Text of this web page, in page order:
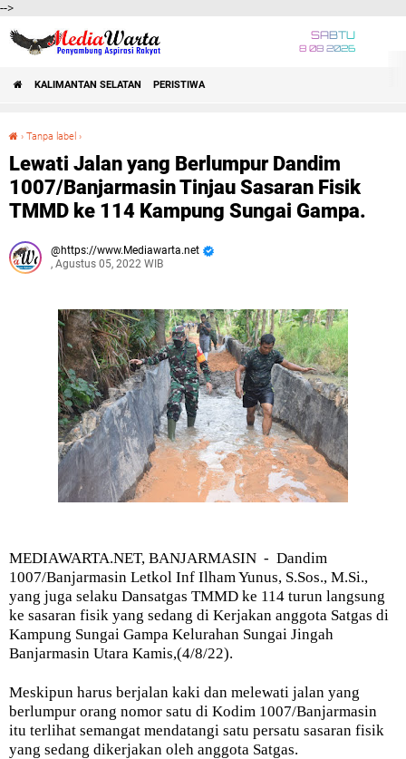
-->
SABTU
8 08 2026
KALIMANTAN SELATAN PERISTIWA
› Tanpa label ›
Lewati Jalan yang Berlumpur Dandim
1007/Banjarmasin Tinjau Sasaran Fisik
TMMD ke 114 Kampung Sungai Gampa.
https://www.Mediawarta.net
, Agustus 05, 2022 WIB
MEDIAWARTA.NET, BANJARMASIN - Dandim
1007/Banjarmasin Letkol Inf Ilham Yunus, S.Sos., M.Si.,
yang juga selaku Dansatgas TMMD ke 114 turun langsung
ke sasaran fisik yang sedang di Kerjakan anggota Satgas di
Kampung Sungai Gampa Kelurahan Sungai Jingah
Banjarmasin Utara Kamis,(4/8/22).
Meskipun harus berjalan kaki dan melewati jalan yang
berlumpur orang nomor satu di Kodim 1007/Banjarmasin
itu terlihat semangat mendatangi satu persatu sasaran fisik
yang sedang dikerjakan oleh anggota Satgas.